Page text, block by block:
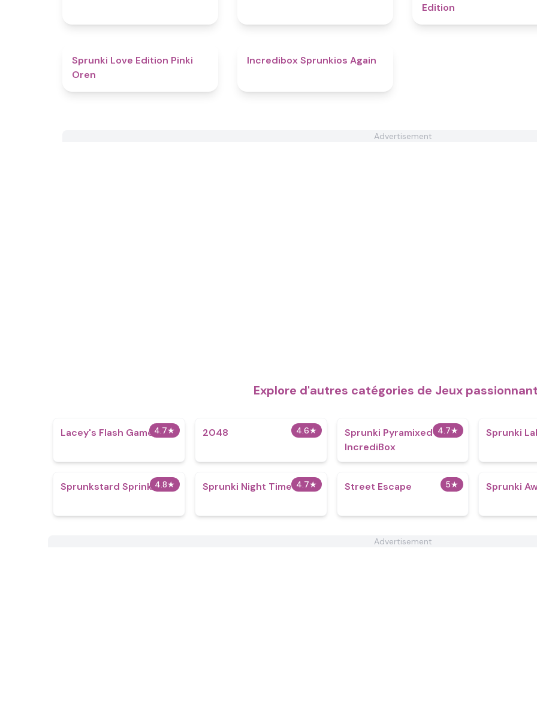
Edition
Sprunki Love Edition Pinki
Oren
Incredibox Sprunkios Again
Advertisement
Explore d'autres catégories de Jeux
4.7★
Lacey's Flash Games 4.6★
2048 4.7★
Sprunki Pyramixed
IncrediBox
Sprunki
4.8★
Sprunkstard Sprinkle 4.7★
Sprunki Night Time 5★
Street Escape Sprunki
Advertisement